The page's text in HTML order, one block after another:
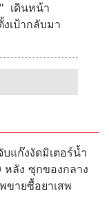
เดินหน้า
เป้ากลับมา
แก๊งงัดมิเตอร์น้ำ
หลัง ซุกของกลาง
ขายซื้อยาเสพ